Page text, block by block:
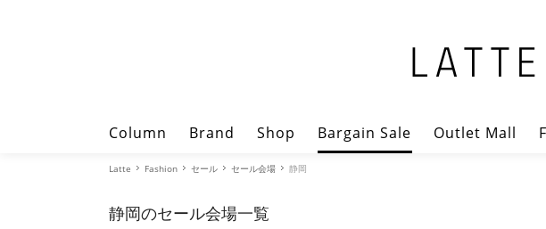
Column Brand Shop Bargain Sale Outlet Mall
Latte Fashion セール セール会場 静岡
静岡のセール会場一覧